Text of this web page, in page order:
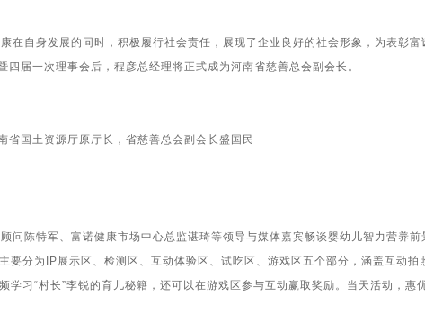
自身发展的同时，积极履行社会责任，展现了企业良好的社会形象，为表彰富
四届一次理事会后，程彦总经理将正式成为河南省慈善总会副会长。
省国土资源厅原厅长，省慈善总会副会长盛国民
陈特军、富诺健康市场中心总监谌琦等领导与媒体嘉宾畅谈婴幼儿智力营养前
要分为 IP展示区、检测区、互动体验区、试吃区、游戏区五个部分，涵盖互动
学习 “村长”李锐的育儿秘籍，还可以在游戏区参与互动赢取奖励。当天活动，惠